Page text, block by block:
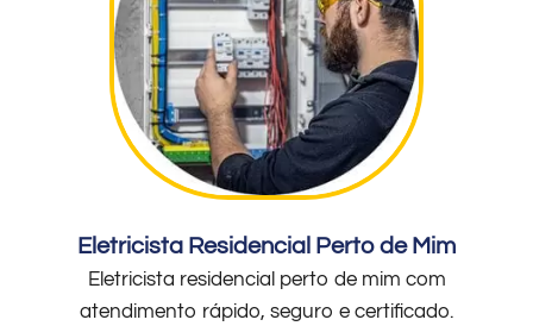
Eletricista Residencial Perto de Mim
Eletricista residencial perto de mim com
atendimento rápido, seguro e certificado.